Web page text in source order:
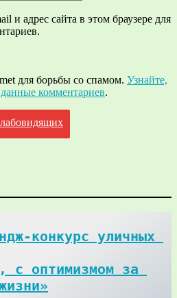
и адрес сайта в этом браузере для
для борьбы со спамом. Узнайте,
комментариев.
конкурс уличных
с оптимизмом за